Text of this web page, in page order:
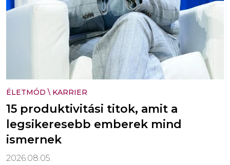
ÉLETMÓD \ KARRIER
15 produktivitási titok, amit a
legsikeresebb emberek mind
ismernek
2026.08.05.